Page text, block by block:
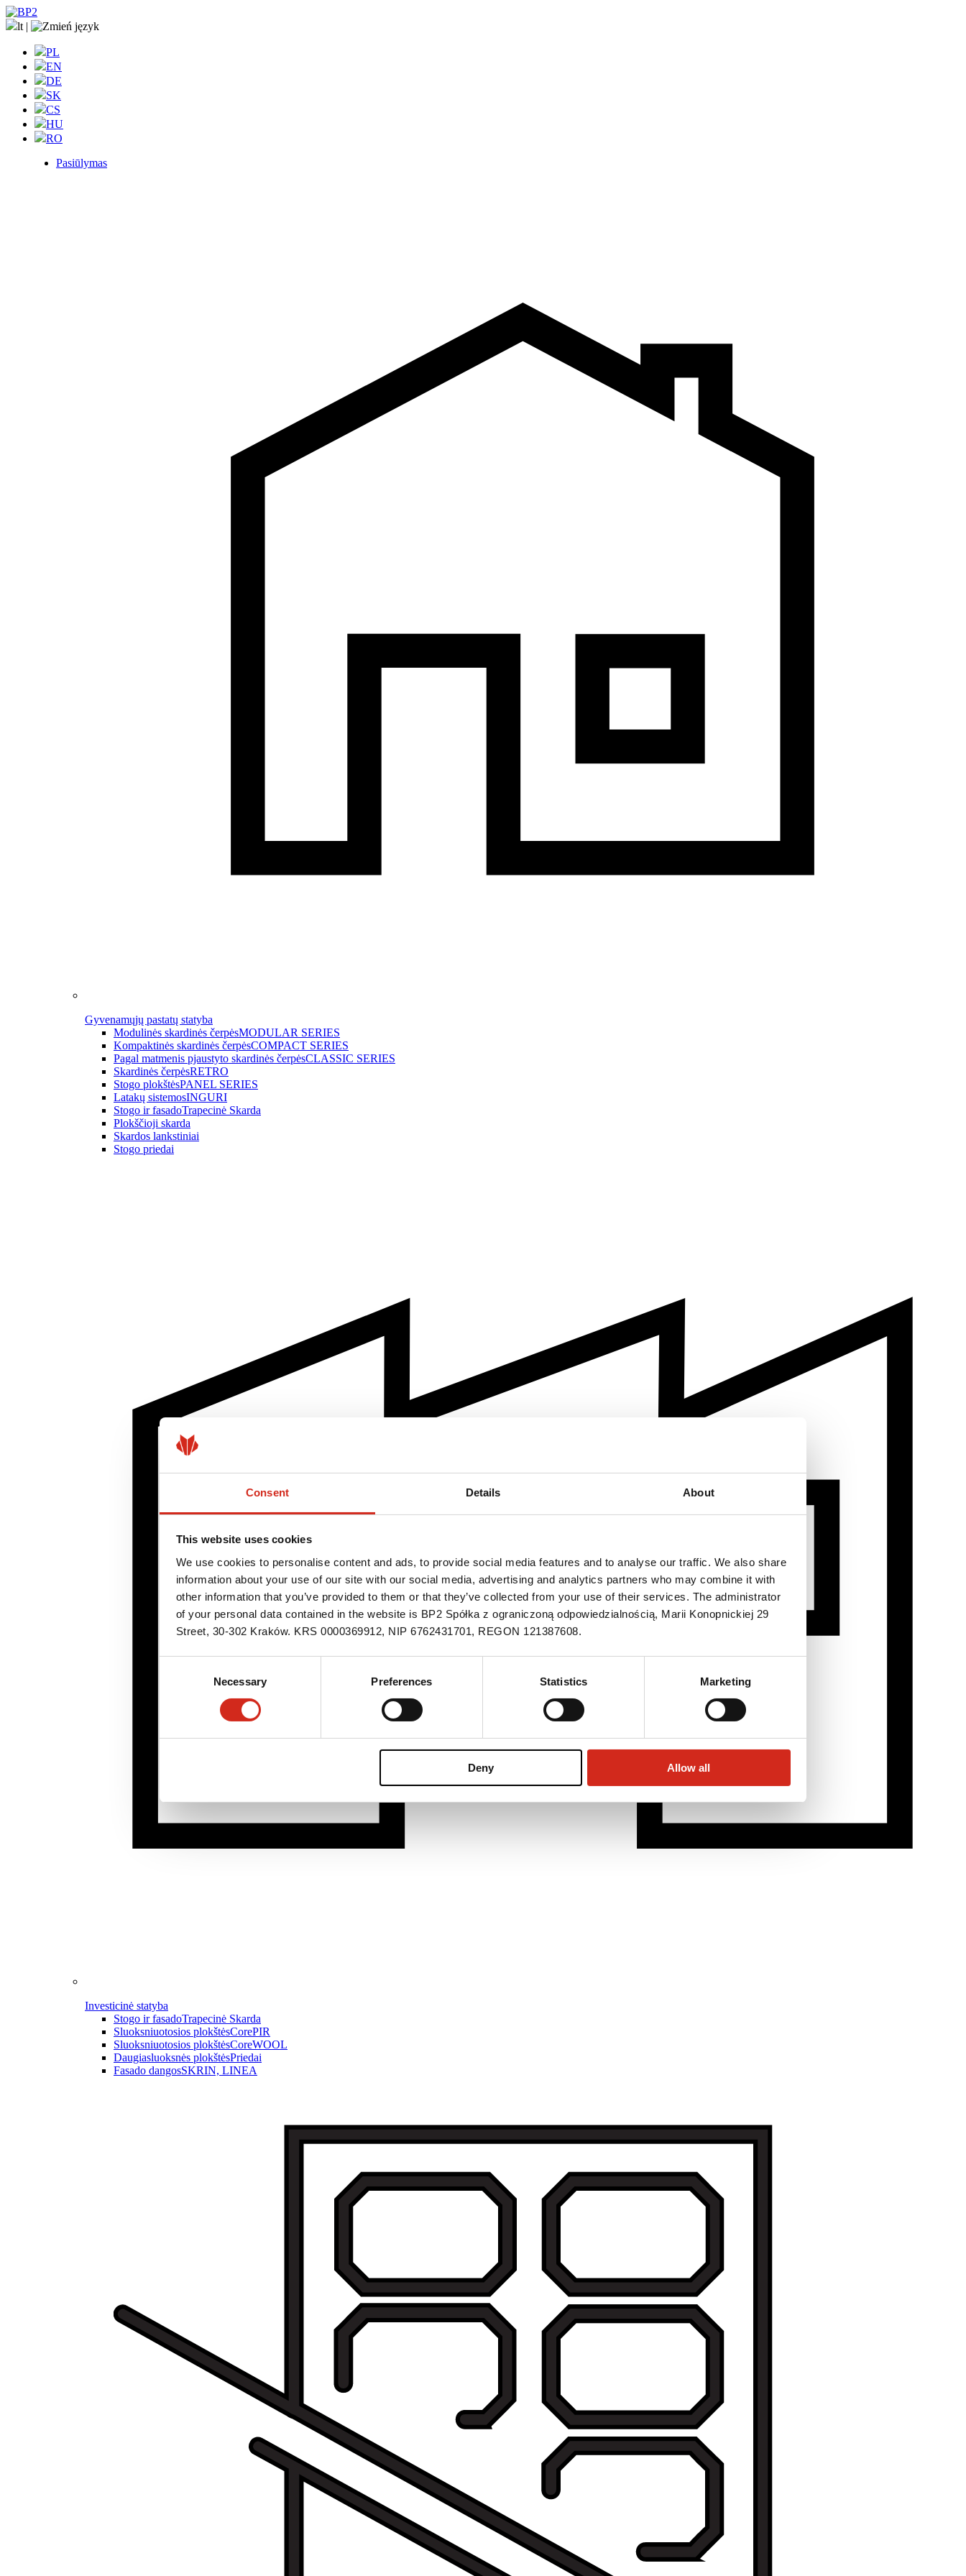
Consent Details About
This website uses cookies
We use cookies to personalise content and ads, to provide social media features and to analyse our traffic. We also share
information about your use of our site with our social media, advertising and analytics partners who may combine it with
other information that you’ve provided to them or that they’ve collected from your use of their services. The administrator
of your personal data contained in the website is BP2 Spółka z ograniczoną odpowiedzialnością, Marii Konopnickiej 29
Street, 30-302 Kraków. KRS 0000369912, NIP 6762431701, REGON 121387608.
Necessary Preferences Statistics Marketing
Deny Allow all
lt |
PL
EN
DE
SK
CS
HU
RO
Pasiūlymas
Gyvenamųjų pastatų statyba
Modulinės skardinės čerpėsMODULAR SERIES
Kompaktinės skardinės čerpėsCOMPACT SERIES
Pagal matmenis pjaustyto skardinės čerpėsCLASSIC SERIES
Skardinės čerpėsRETRO
Stogo plokštėsPANEL SERIES
Latakų sistemosINGURI
Stogo ir fasadoTrapecinė Skarda
Plokščioji skarda
Skardos lankstiniai
Stogo priedai
Investicinė statyba
Stogo ir fasadoTrapecinė Skarda
Sluoksniuotosios plokštėsCorePIR
Sluoksniuotosios plokštėsCoreWOOL
Daugiasluoksnės plokštėsPriedai
Fasado dangosSKRIN, LINEA